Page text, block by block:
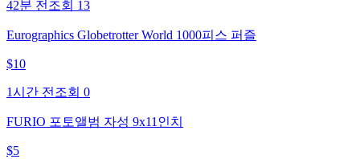
42분 전 조회 13
Eurographics Globetrotter World 1000피스 퍼즐
$10
1시간 전 조회 0
FURIO 포토앨범 자성 9x11인치
$5